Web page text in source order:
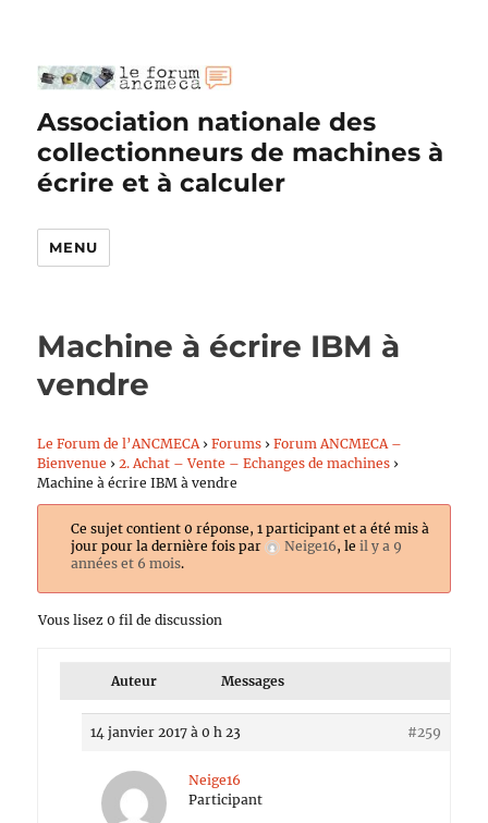
Association nationale des
collectionneurs de machines à
écrire et à calculer
MENU
Machine à écrire IBM à
vendre
Le Forum de l’ANCMECA › Forums › Forum ANCMECA –
Bienvenue › 2. Achat – Vente – Echanges de machines ›
Machine à écrire IBM à vendre
Ce sujet contient 0 réponse, 1 participant et a été mis à
jour pour la dernière fois par
Neige16, le il y a 9
années et 6 mois.
Vous lisez 0 fil de discussion
Auteur Messages
14 janvier 2017 à 0 h 23 #259
Neige16
Participant